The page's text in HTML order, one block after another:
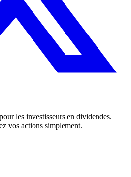
les investisseurs en dividendes.
vos actions simplement.